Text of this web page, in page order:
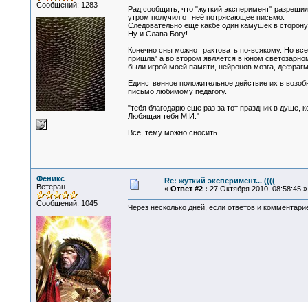
Сообщений: 1283
Рад сообщить, что "жуткий эксперимент"
утром получил от неё потрясающее письмо.
Следовательно еще какбе один камушек в
Ну и Слава Богу!.
Конечно сны можно трактовать по-всякому. Но
пришла" а во втором является в юном
были игрой моей памяти, нейронов мозга,
Единственное положительное действие их в
письмо любимому педагогу.
"тебя благодарю еще раз за тот праздник в душе,
Любящая тебя М.И."
Все, тему можно сносить.
Феникс
Ветеран
Сообщений: 1045
Re: жуткий эксперимент... ((((
« Ответ #2 : 27 Октября 2010, 08:58:45 »
Через несколько дней, если ответов и